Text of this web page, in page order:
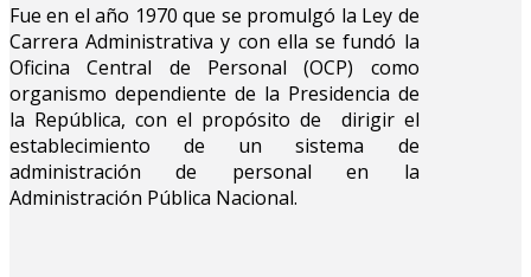
Fue en el año 1970 que se promulgó la Ley de
Carrera Administrativa y con ella se fundó la
Oficina Central de Personal (OCP) como
organismo dependiente de la Presidencia de
la República, con el propósito de dirigir el
establecimiento de un sistema de
administración de personal en la
Administración Pública Nacional.